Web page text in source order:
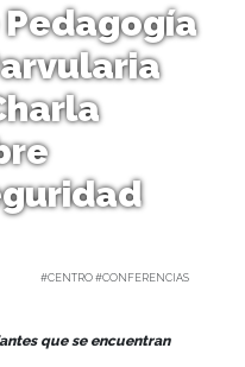
#CENTRO #CONFERENCIAS
que se encuentran